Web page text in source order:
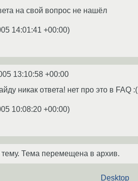
на свой вопрос не нашёл
14:01:41 +00:00)
13:10:58 +00:00
никак ответа! нет про это в FAQ :(
10:08:20 +00:00)
Тема перемещена в архив.
Desktop